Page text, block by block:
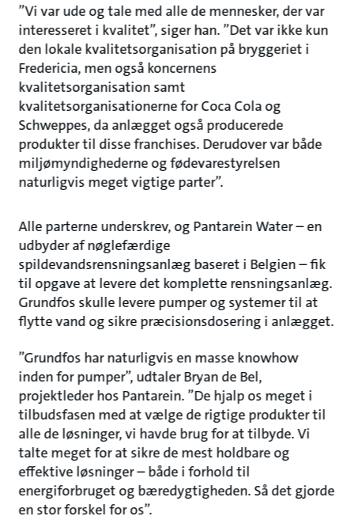
”Vi var ude og tale med alle de mennesker, der var
interesseret i kvalitet”, siger han. ”Det var ikke kun
den lokale kvalitetsorganisation på bryggeriet i
Fredericia, men også koncernens
kvalitetsorganisation samt
kvalitetsorganisationerne for Coca Cola og
Schweppes, da anlægget også producerede
produkter til disse franchises. Derudover var både
miljømyndighederne og fødevarestyrelsen
naturligvis meget vigtige parter”.
Alle parterne underskrev, og Pantarein Water – en
udbyder af nøglefærdige
spildevandsrensningsanlæg baseret i Belgien – fik
til opgave at levere det komplette rensningsanlæg.
Grundfos skulle levere pumper og systemer til at
flytte vand og sikre præcisionsdosering i anlægget.
”Grundfos har naturligvis en masse knowhow
inden for pumper”, udtaler Bryan de Bel,
projektleder hos Pantarein. ”De hjalp os meget i
tilbudsfasen med at vælge de rigtige produkter til
alle de løsninger, vi havde brug for at tilbyde. Vi
talte meget for at sikre de mest holdbare og
effektive løsninger – både i forhold til
energiforbruget og bæredygtigheden. Så det gjorde
en stor forskel for os”.